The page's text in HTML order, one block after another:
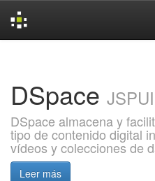
DSpace JSPUI
DSpace almacena y
tipo de contenido digital
vídeos y colecciones de
Leer más